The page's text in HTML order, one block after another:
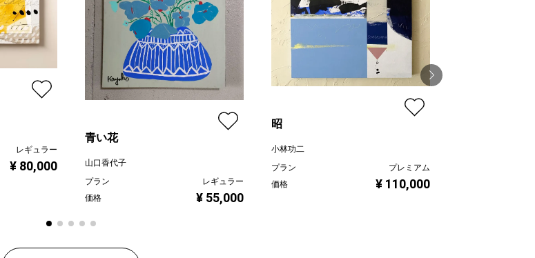
レギュラー
¥ 80,000
青い花
山口香代子
プラン
レギュラー
価格
¥ 55,000
昭
小林功二
プラン
プレミアム
価格
¥ 110,000